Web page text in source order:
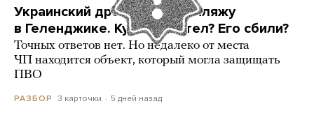
Украинский дрон попал по пляжу
в Геленджике. Куда он летел? Его сбили?
Точных ответов нет. Но недалеко от места
ЧП находится объект, который могла защищать
ПВО
РАЗБОР 3 карточки 5 дней назад